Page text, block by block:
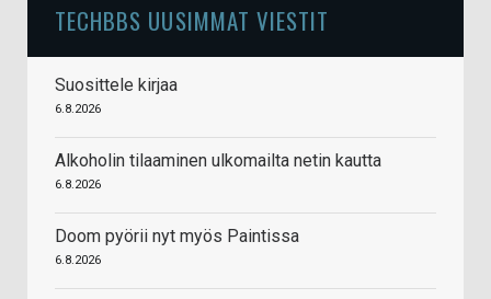
TECHBBS UUSIMMAT VIESTIT
Suosittele kirjaa
6.8.2026
Alkoholin tilaaminen ulkomailta netin kautta
6.8.2026
Doom pyörii nyt myös Paintissa
6.8.2026